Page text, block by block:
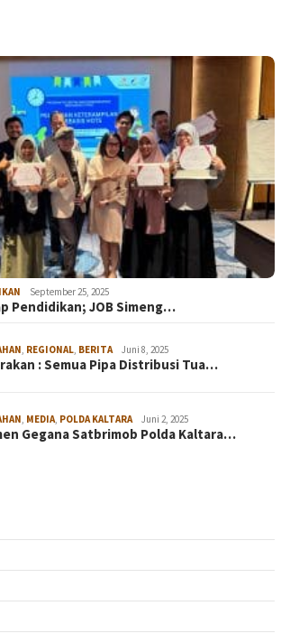
September 25, 2025
Pendidikan; JOB Simeng…
, REGIONAL, BERITA Juni 8, 2025
: Semua Pipa Distribusi Tua…
, MEDIA, POLDA KALTARA Juni 2, 2025
Gegana Satbrimob Polda Kaltara…